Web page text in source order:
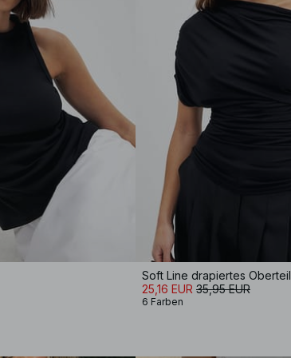
Soft Line drapiertes Oberteil
25,16 EUR 35,95 EUR
6 Farben